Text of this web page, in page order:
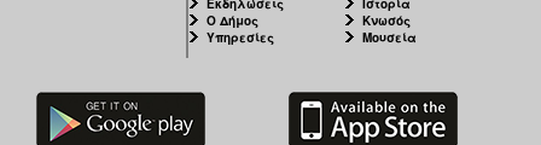
Ο Δήμος
Υπηρεσίες
Κνωσός
Μουσεία